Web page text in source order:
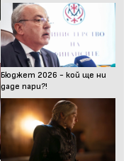
Бюджет 2026 - кой ще ни
даде пари?!